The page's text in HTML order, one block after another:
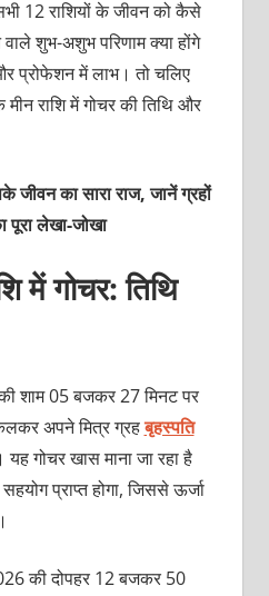
12 राशियों के जीवन को कैसे
शुभ-अशुभ परिणाम क्या होंगे
प्रोफेशन में लाभ। तो चलिए
राशि में गोचर की तिथि और
जीवन का सारा राज, जानें ग्रहों
पूरालेखा-जोखा
में गोचर: तिथि
शाम 05 बजकर 27 मिनट पर
अपने मित्र ग्रहबृहस्पति
गोचर खास माना जा रहा है
प्राप्त होगा, जिससे ऊर्जा
की दोपहर 12 बजकर 50